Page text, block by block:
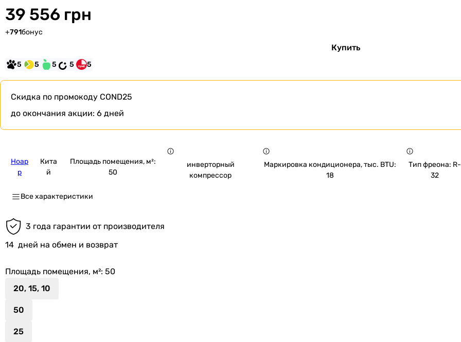
39 556 грн
+791бонус
Купить
5 5 5 5 5
Скидка по промокоду COND25
до окончания акции: 6 дней
Hoap
p
Кита
й
Площадь помещения, м²:
50
инверторный
компрессор
Маркировка кондиционера, тыс. BTU:
18
Тип фреона: R-
32
Все характеристики
3 года гарантии от производителя
14 дней на обмен и возврат
Площадь помещения, м²: 50
20, 15, 10
50
25